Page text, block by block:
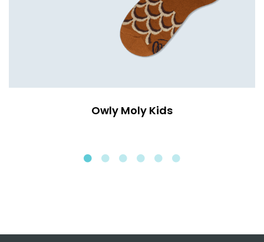
Owly Moly Kids